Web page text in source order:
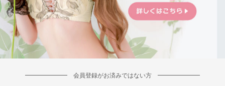
会員登録がお済みではない方